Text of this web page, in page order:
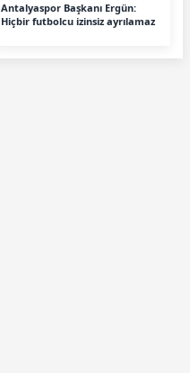
Antalyaspor Başkanı Ergün:
Hiçbir futbolcu izinsiz ayrılamaz